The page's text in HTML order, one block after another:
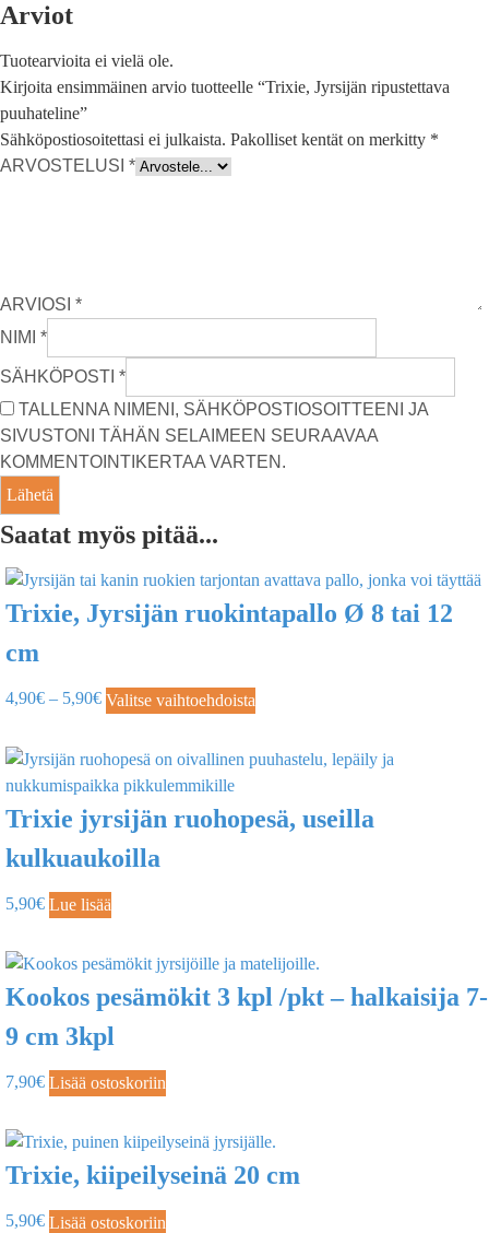
Arviot
Tuotearvioita ei vielä ole.
Kirjoita ensimmäinen arvio tuotteelle “Trixie, Jyrsijän ripustettava
puuhateline”
Sähköpostiosoitettasi ei julkaista. Pakolliset kentät on merkitty *
ARVOSTELUSI *
ARVIOSI *
NIMI *
SÄHKÖPOSTI *
TALLENNA NIMENI, SÄHKÖPOSTIOSOITTEENI JA
SIVUSTONI TÄHÄN SELAIMEEN SEURAAVAA
KOMMENTOINTIKERTAA VARTEN.
Saatat myös pitää...
Trixie, Jyrsijän ruokintapallo Ø 8 tai 12
cm
4,90€ – 5,90€ Valitse vaihtoehdoista
Trixie jyrsijän ruohopesä, useilla
kulkuaukoilla
5,90€ Lue lisää
Kookos pesämökit 3 kpl /pkt – halkaisija 7-
9 cm 3kpl
7,90€ Lisää ostoskoriin
Trixie, kiipeilyseinä 20 cm
5,90€ Lisää ostoskoriin